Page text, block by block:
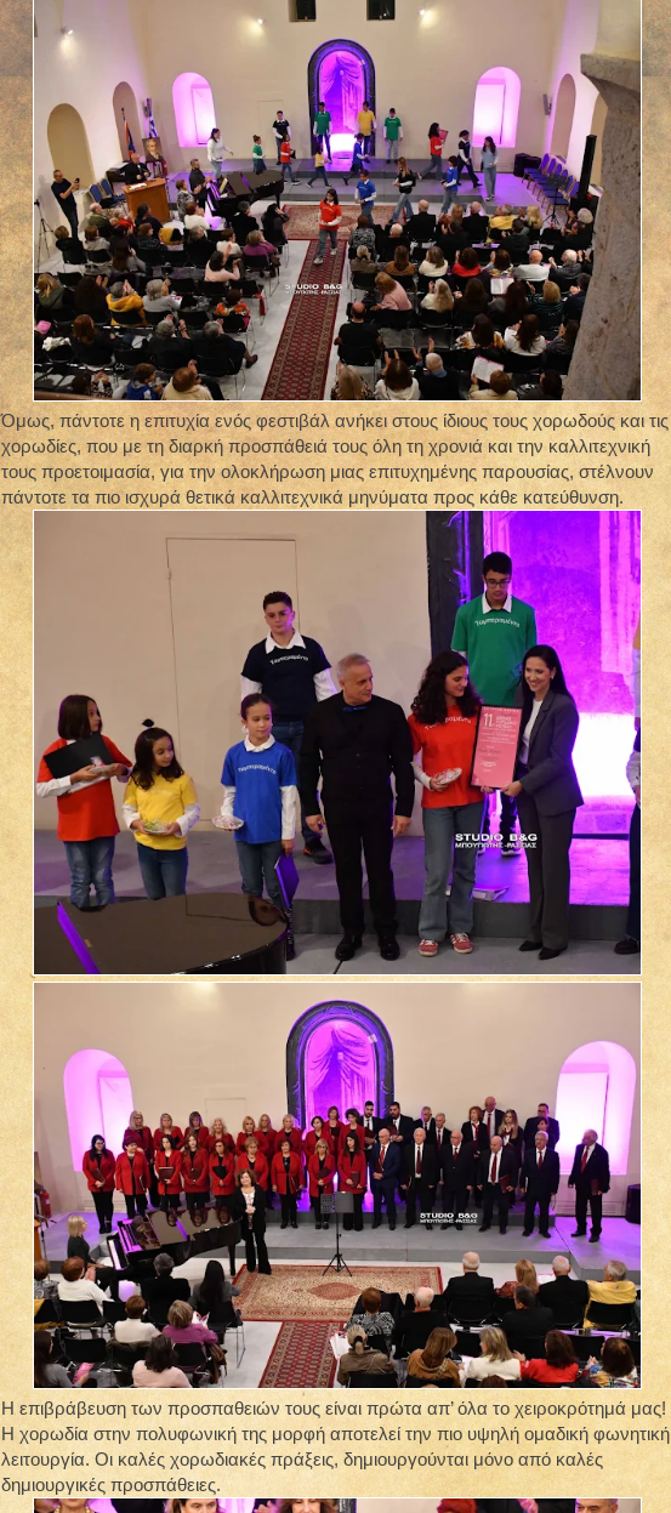
Όμως, πάντοτε η επιτυχία ενός φεστιβάλ ανήκει στους ίδιους τους χορωδούς και τις
χορωδίες, που με τη διαρκή προσπάθειά τους όλη τη χρονιά και την καλλιτεχνική
τους προετοιμασία, για την ολοκλήρωση μιας επιτυχημένης παρουσίας, στέλνουν
πάντοτε τα πιο ισχυρά θετικά καλλιτεχνικά μηνύματα προς κάθε κατεύθυνση.
Η επιβράβευση των προσπαθειών τους είναι πρώτα απ’ όλα το χειροκρότημά μας!
Η χορωδία στην πολυφωνική της μορφή αποτελεί την πιο υψηλή ομαδική φωνητική
λειτουργία. Οι καλές χορωδιακές πράξεις, δημιουργούνται μόνο από καλές
δημιουργικές προσπάθειες.